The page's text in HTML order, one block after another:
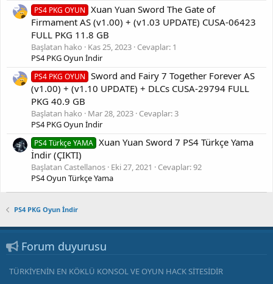
PS4 PKG OYUN
Xuan Yuan Sword The Gate of
Firmament AS (v1.00) + (v1.03 UPDATE) CUSA-06423
FULL PKG 11.8 GB
Başlatan hako Kas 25, 2023 Cevaplar: 1
PS4 PKG Oyun İndir
PS4 PKG OYUN
Sword and Fairy 7 Together Forever AS
(v1.00) + (v1.10 UPDATE) + DLCs CUSA-29794 FULL
PKG 40.9 GB
Başlatan hako Mar 28, 2023 Cevaplar: 3
PS4 PKG Oyun İndir
PS4 Türkçe YAMA Xuan Yuan Sword 7 PS4 Türkçe Yama
İndir (ÇIKTI)
Başlatan Castellanos Eki 27, 2021
Cevaplar: 92
PS4 Oyun Türkçe Yama
PS4 PKG Oyun İndir
Forum duyurusu
TÜRKİYENİN EN KÖKLÜ KONSOL VE OYUN HACK SİTESİDİR